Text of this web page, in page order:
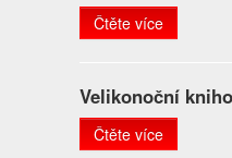
Čtěte více
Velikonoční
Čtěte více